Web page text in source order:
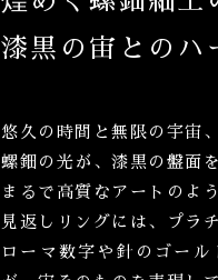
漆黒の宙とのハ
悠久の時間と無限の宇宙
螺鈿の光が、漆黒の盤面
まるで高質なアートのよ
見返しリングには、プラ
ローマ数字や針のゴー